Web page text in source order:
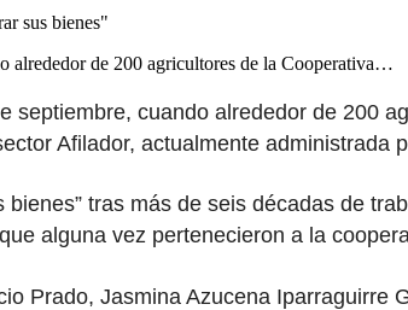
alrededor de 200 agricultores de la Cooperativa…
septiembre, cuando alrededor de 200
Afilador, actualmente administrada
tras más de seis décadas de
alguna vez pertenecieron a la
Prado, Jasmina Azucena Iparraguirre